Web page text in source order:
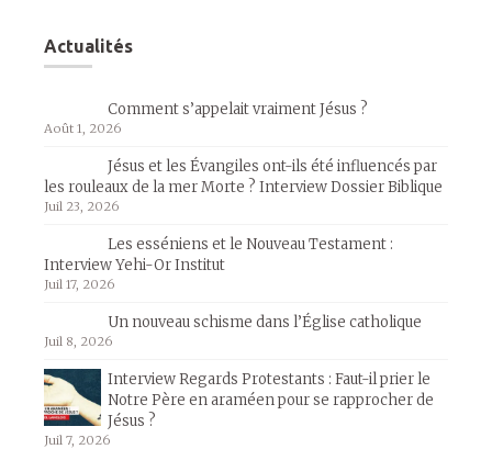
Actualités
Comment s’appelait vraiment Jésus ?
Août 1, 2026
Jésus et les Évangiles ont-ils été influencés par
les rouleaux de la mer Morte ? Interview Dossier Biblique
Juil 23, 2026
Les esséniens et le Nouveau Testament :
Interview Yehi-Or Institut
Juil 17, 2026
Un nouveau schisme dans l’Église catholique
Juil 8, 2026
Interview Regards Protestants : Faut-il prier le
Notre Père en araméen pour se rapprocher de
Jésus ?
Juil 7, 2026